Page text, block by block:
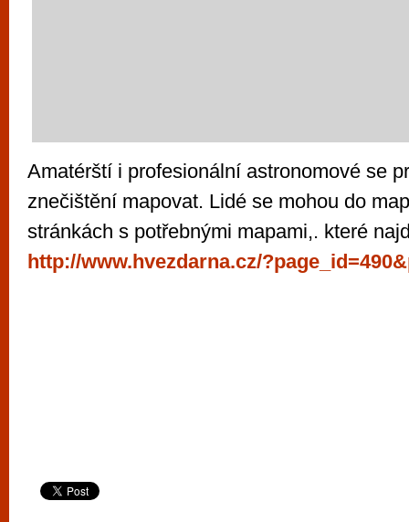
Amatérští i profesionální astronomové se
znečištění mapovat. Lidé se mohou do
stránkách s potřebnými mapami,. které
http://www.hvezdarna.cz/